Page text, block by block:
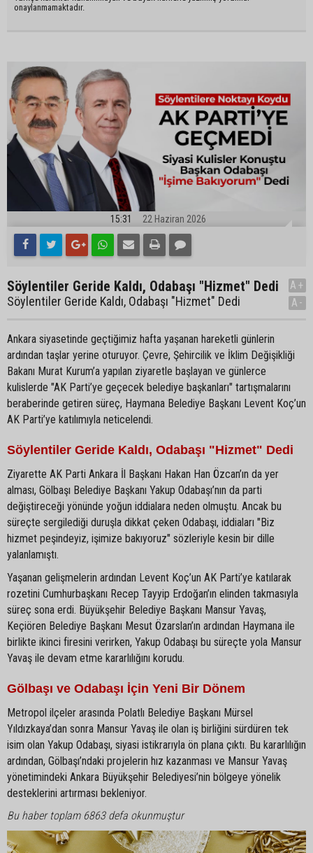
onaylanmamaktadır.
15:31 22 Haziran 2026
Söylentiler Geride Kaldı, Odabaşı "Hizmet" Dedi
Söylentiler Geride Kaldı, Odabaşı "Hizmet" Dedi
A+
A-
Ankara siyasetinde geçtiğimiz hafta yaşanan hareketli günlerin
ardından taşlar yerine oturuyor. Çevre, Şehircilik ve İklim Değişikliği
Bakanı Murat Kurum’a yapılan ziyaretle başlayan ve günlerce
kulislerde "AK Parti’ye geçecek belediye başkanları" tartışmalarını
beraberinde getiren süreç, Haymana Belediye Başkanı Levent Koç’un
AK Parti’ye katılımıyla neticelendi.
Söylentiler Geride Kaldı, Odabaşı "Hizmet" Dedi
Ziyarette AK Parti Ankara İl Başkanı Hakan Han Özcan’ın da yer
alması, Gölbaşı Belediye Başkanı Yakup Odabaşı’nın da parti
değiştireceği yönünde yoğun iddialara neden olmuştu. Ancak bu
süreçte sergilediği duruşla dikkat çeken Odabaşı, iddiaları "Biz
hizmet peşindeyiz, işimize bakıyoruz" sözleriyle kesin bir dille
yalanlamıştı.
Yaşanan gelişmelerin ardından Levent Koç’un AK Parti’ye katılarak
rozetini Cumhurbaşkanı Recep Tayyip Erdoğan’ın elinden takmasıyla
süreç sona erdi. Büyükşehir Belediye Başkanı Mansur Yavaş,
Keçiören Belediye Başkanı Mesut Özarslan’ın ardından Haymana ile
birlikte ikinci firesini verirken, Yakup Odabaşı bu süreçte yola Mansur
Yavaş ile devam etme kararlılığını korudu.
Gölbaşı ve Odabaşı İçin Yeni Bir Dönem
Metropol ilçeler arasında Polatlı Belediye Başkanı Mürsel
Yıldızkaya’dan sonra Mansur Yavaş ile olan iş birliğini sürdüren tek
isim olan Yakup Odabaşı, siyasi istikrarıyla ön plana çıktı. Bu kararlılığın
ardından, Gölbaşı’ndaki projelerin hız kazanması ve Mansur Yavaş
yönetimindeki Ankara Büyükşehir Belediyesi’nin bölgeye yönelik
desteklerini artırması bekleniyor.
Bu haber toplam 6863 defa okunmuştur